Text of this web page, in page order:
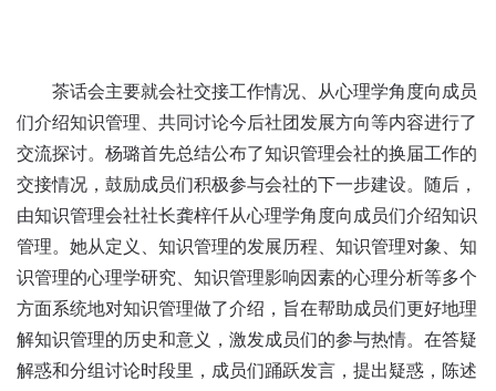
茶话会主要就会社交接工作情况、从心理学角度向成员
们介绍知识管理、共同讨论今后社团发展方向等内容进行了
交流探讨。杨璐首先总结公布了知识管理会社的换届工作的
交接情况，鼓励成员们积极参与会社的下一步建设。随后，
由知识管理会社社长龚梓仟从心理学角度向成员们介绍知识
管理。她从定义、知识管理的发展历程、知识管理对象、知
识管理的心理学研究、知识管理影响因素的心理分析等多个
方面系统地对知识管理做了介绍，旨在帮助成员们更好地理
解知识管理的历史和意义，激发成员们的参与热情。在答疑
解惑和分组讨论时段里，成员们踊跃发言，提出疑惑，陈述